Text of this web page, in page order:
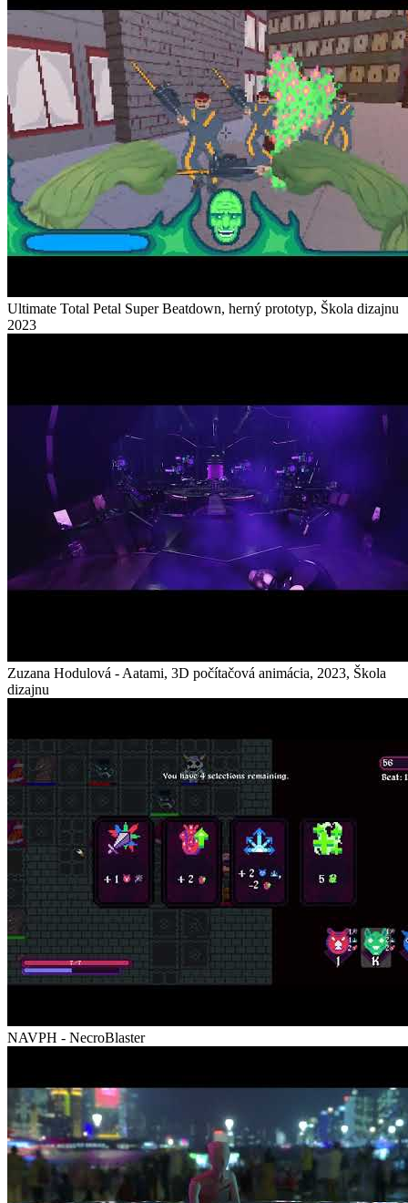
Ultimate Total Petal Super Beatdown, herný prototyp, Škola dizajnu
2023
Zuzana Hodulová - Aatami, 3D počítačová animácia, 2023, Škola
dizajnu
NAVPH - NecroBlaster